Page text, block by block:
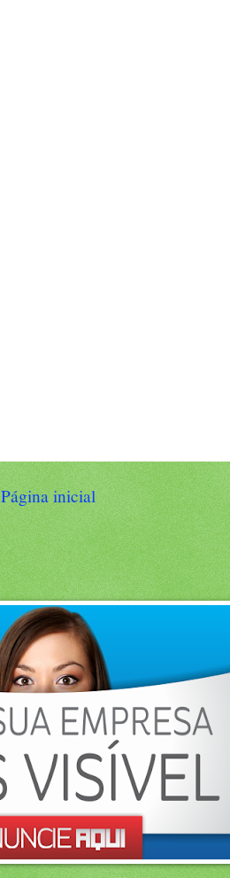
Página inicial